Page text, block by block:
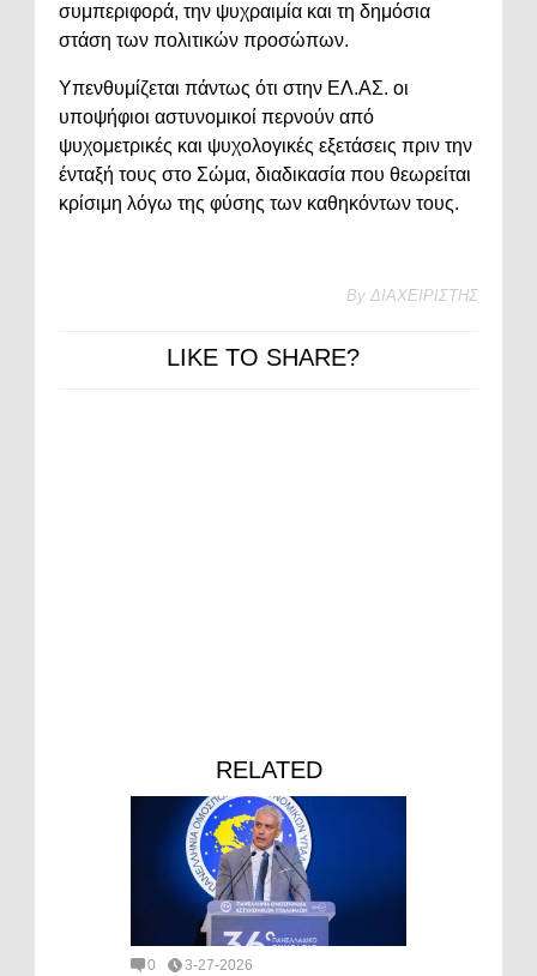
συμπεριφορά, την ψυχραιμία και τη δημόσια
στάση των πολιτικών προσώπων.
Υπενθυμίζεται πάντως ότι στην ΕΛ.ΑΣ. οι
υποψήφιοι αστυνομικοί περνούν από
ψυχομετρικές και ψυχολογικές εξετάσεις πριν την
ένταξή τους στο Σώμα, διαδικασία που θεωρείται
κρίσιμη λόγω της φύσης των καθηκόντων τους.
By ΔΙΑΧΕΙΡΙΣΤΗΣ
LIKE TO SHARE?
RELATED
0 3-27-2026